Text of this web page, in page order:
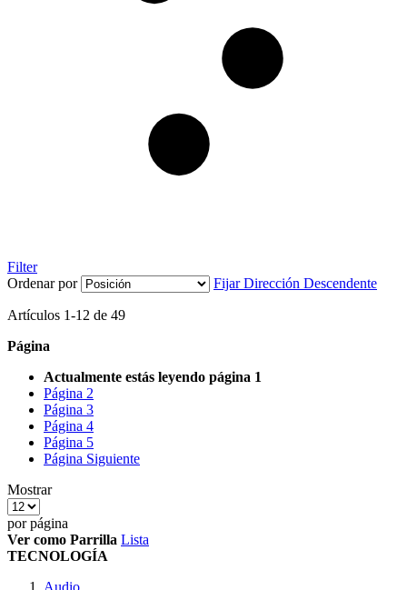
Filter
Ordenar por
Fijar Dirección Descendente
Artículos 1-12 de 49
Página
Actualmente estás leyendo página 1
Página 2
Página 3
Página 4
Página 5
Página Siguiente
Mostrar
por página
Ver como Parrilla Lista
TECNOLOGÍA
Audio